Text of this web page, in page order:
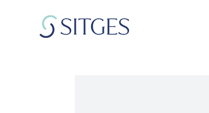
contenido